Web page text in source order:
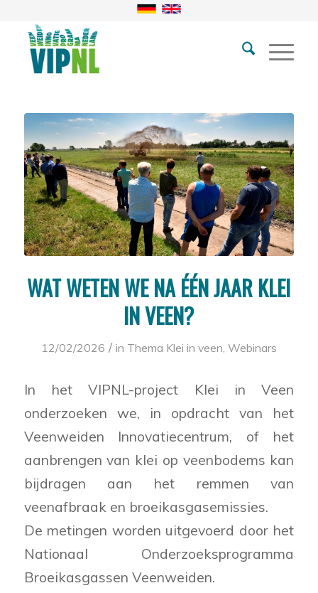
WAT WETEN WE NA ÉÉN JAAR KLEI
IN VEEN?
12/02/2026 / in Thema Klei in veen, Webinars
In het VIPNL-project Klei in Veen
onderzoeken we, in opdracht van het
Veenweiden Innovatiecentrum, of het
aanbrengen van klei op veenbodems kan
bijdragen aan het remmen van
veenafbraak en broeikasgasemissies.
De metingen worden uitgevoerd door het
Nationaal Onderzoeksprogramma
Broeikasgassen Veenweiden.